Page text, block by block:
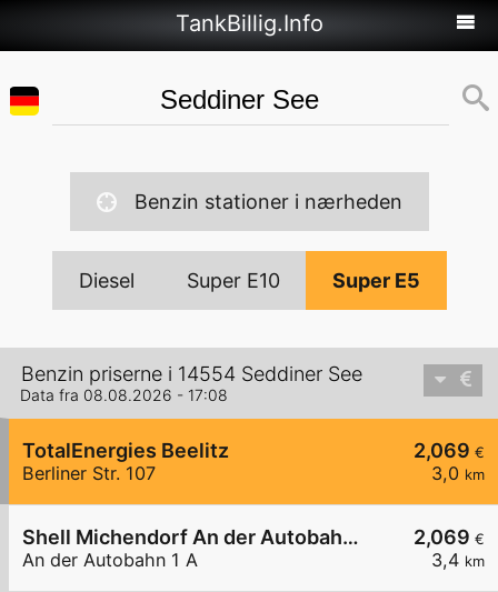
TankBillig.Info
Benzin stationer i nærheden
Diesel Super E10 Super E5
Benzin priserne i 14554 Seddiner See
Data fra 08.08.2026 - 17:08
2,069 €
3,0 km
TotalEnergies Beelitz
Berliner Str. 107
2,069 €
3,4 km
Shell Michendorf An der Autobahn 1 A
An der Autobahn 1 A